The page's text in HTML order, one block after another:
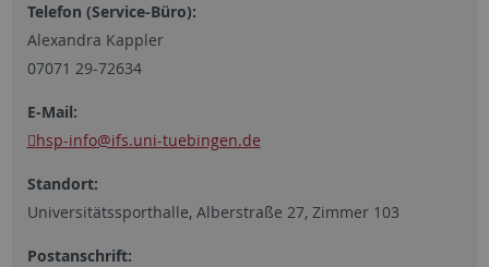
Telefon (Service-Büro):
Alexandra Kappler
07071 29-72634
E-Mail:
hsp-info@ifs.uni-tuebingen.de
Standort:
Universitätssporthalle, Alberstraße 27, Zimmer 103
Postanschrift: